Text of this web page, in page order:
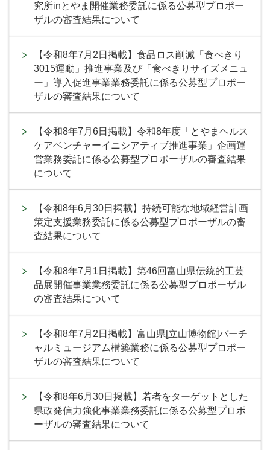
究所inとやま開催業務委託に係る公募型プロポー
ザルの審査結果について
【令和8年7月2日掲載】食品ロス削減「食べきり
3015運動」推進事業及び「食べきりサイズメニュ
ー」導入促進事業業務委託に係る公募型プロポー
ザルの審査結果について
【令和8年7月6日掲載】令和8年度「とやまヘルス
ケアベンチャーイニシアティブ推進事業」企画運
営業務委託に係る公募型プロポーザルの審査結果
について
【令和8年6月30日掲載】持続可能な地域経営計画
策定支援業務委託に係る公募型プロポーザルの審
査結果について
【令和8年7月1日掲載】第46回富山県伝統的工芸
品展開催事業業務委託に係る公募型プロポーザル
の審査結果について
【令和8年7月2日掲載】富山県[立山博物館]バーチ
ャルミュージアム構築業務に係る公募型プロポー
ザルの審査結果について
【令和8年6月30日掲載】若者をターゲットとした
県政発信力強化事業業務委託に係る公募型プロポ
ーザルの審査結果について